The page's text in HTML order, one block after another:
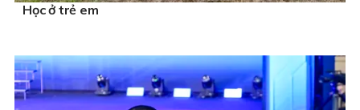
Học ở trẻ em